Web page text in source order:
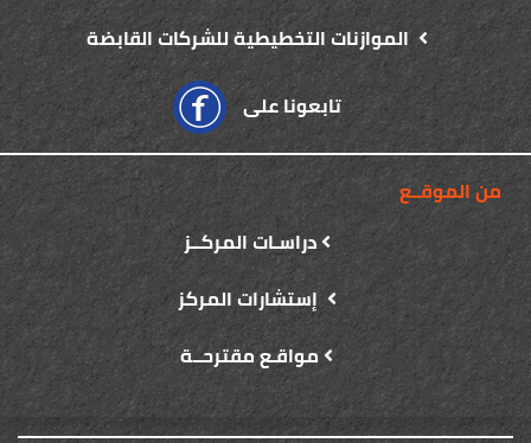
الموازنات التخطيطية للشركات القابضة
تابعونا على
من الموقــع
دراسـات المركــز
إستشارات المركز
مواقـع مقترحــة